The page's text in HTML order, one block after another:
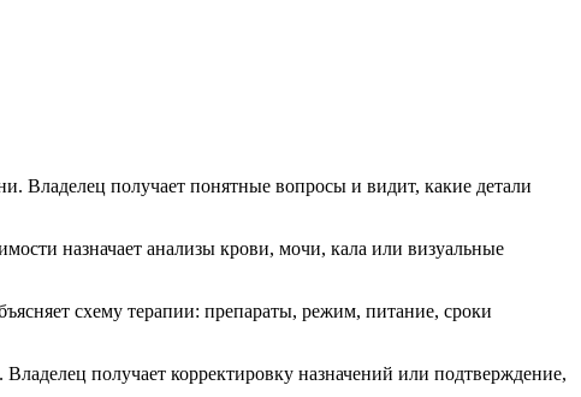
Владелец получает понятные вопросы и видит, какие детали
назначает анализы крови, мочи, кала или визуальные
схему терапии: препараты, режим, питание, сроки
получает корректировку назначений или подтверждение,